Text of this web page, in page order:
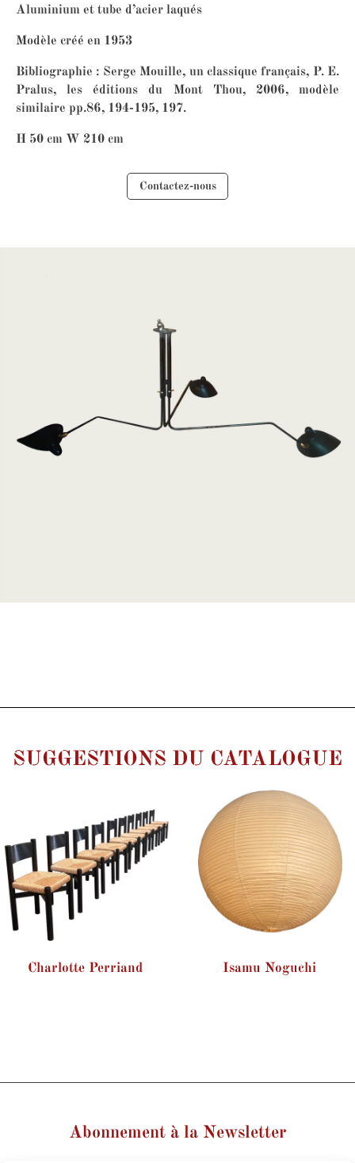
Aluminium et tube d’acier laqués
Modèle créé en 1953
Bibliographie : Serge Mouille, un classique français, P. E.
Pralus, les éditions du Mont Thou, 2006, modèle
similaire pp.86, 194-195, 197.
H 50 cm W 210 cm
Contactez-nous
SUGGESTIONS DU CATALOGUE
Charlotte Perriand Isamu Noguchi
Abonnement à la Newsletter